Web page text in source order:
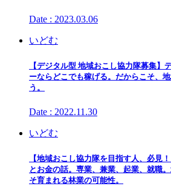
Date : 2023.03.06
いどむ
【デジタル型 地域おこし協力隊募集】
ーならどこでも稼げる。だからこそ、
う。
Date : 2022.11.30
いどむ
【地域おこし協力隊を目指す人、必見
とお金の話。専業、兼業、起業、就職
そ育まれる林業の可能性。